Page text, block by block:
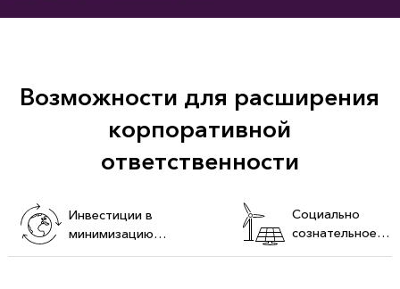
Возможности для расширения
корпоративной
ответственности
Инвестиции в
минимизацию
воздействия на
Социально
сознательное
инвестирование